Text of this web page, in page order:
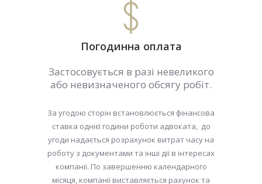
Погодинна оплата
Застосовується в разі невеликого
або невизначеного обсягу робіт.
За угодою сторін встановлюється фінансова
ставка однієї години роботи адвоката, до
угоди надається розрахунок витрат часу на
роботу з документами та інші дії в інтересах
компанії. По завершенню календарного
місяця, компанії виставляється рахунок та